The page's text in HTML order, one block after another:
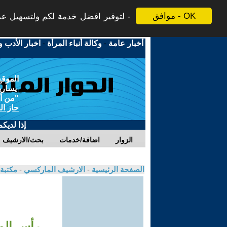
موافق - OK لتوفير افضل خدمة لكم ولتسهيل
أخبار عامة -وكالة أنباء المرأة - اخبار الأدب
"من
حاز
إذا
بحث/الارشيف اضافة/خدمات الزوار
الصفحة الرئيسية - الارشيف الماركسي -